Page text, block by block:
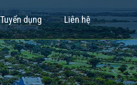
Tuyển dụng Liên hệ